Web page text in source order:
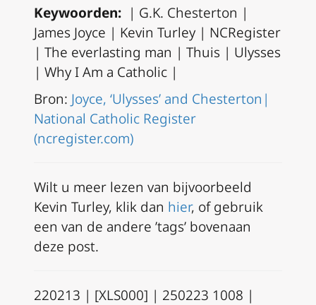
Keywoorden: | G.K. Chesterton |
James Joyce | Kevin Turley | NCRegister
| The everlasting man | Thuis | Ulysses
| Why I Am a Catholic |
Bron: Joyce, ‘Ulysses’ and Chesterton|
National Catholic Register
(ncregister.com)
Wilt u meer lezen van bijvoorbeeld
Kevin Turley, klik dan hier, of gebruik
een van de andere ’tags’ bovenaan
deze post.
220213 | [XLS000] | 250223 1008 |